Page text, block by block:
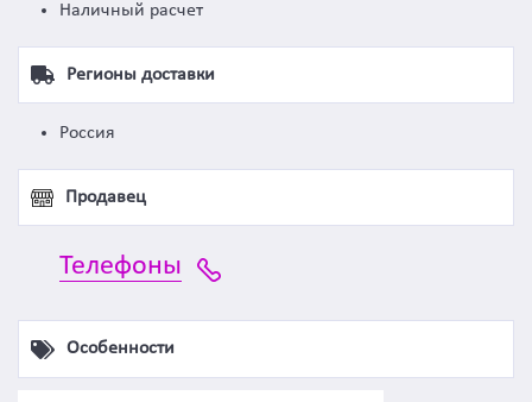
Наличный расчет
Регионы доставки
Россия
Продавец
Телефоны
Особенности